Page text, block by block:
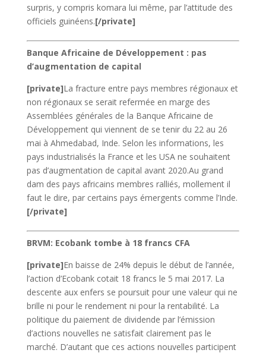
surpris, y compris komara lui même, par l’attitude des
officiels guinéens.[/private]
Banque Africaine de Développement : pas
d’augmentation de capital
[private]La fracture entre pays membres régionaux et
non régionaux se serait refermée en marge des
Assemblées générales de la Banque Africaine de
Développement qui viennent de se tenir du 22 au 26
mai à Ahmedabad, Inde. Selon les informations, les
pays industrialisés la France et les USA ne souhaitent
pas d’augmentation de capital avant 2020.Au grand
dam des pays africains membres ralliés, mollement il
faut le dire, par certains pays émergents comme l’Inde.
[/private]
BRVM: Ecobank tombe à 18 francs CFA
[private]En baisse de 24% depuis le début de l’année,
l’action d’Ecobank cotait 18 francs le 5 mai 2017. La
descente aux enfers se poursuit pour une valeur qui ne
brille ni pour le rendement ni pour la rentabilité. La
politique du paiement de dividende par l’émission
d’actions nouvelles ne satisfait clairement pas le
marché. D’autant que ces actions nouvelles participent